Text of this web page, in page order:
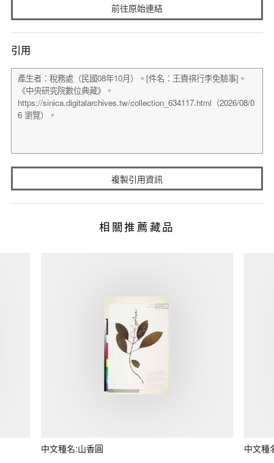
前往原始連結
引用
複製引用資訊
相關推薦藏品
中文種名:山香圓 中文種